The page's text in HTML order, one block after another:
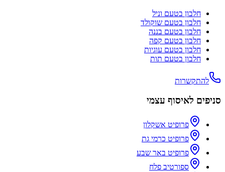
חלבון בטעם וניל
חלבון בטעם שוקולד
חלבון בטעם בננה
חלבון בטעם קפה
חלבון בטעם עוגיות
חלבון בטעם תות
להתקשרות
סניפים לאיסוף עצמי
פרופיט אשקלון
פרופיט כרמי גת
פרופיט באר שבע
ספורטיב פלח